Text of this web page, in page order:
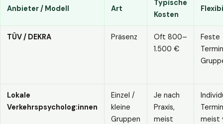
Anbieter / Modell Art
Typische
Kosten
TÜV / DEKRA Präsenz
Oft 800–
1.500 €
Feste
Lokale
Verkehrspsycholog:innen
Einzel /
kleine
Gruppen
Je nach
Praxis,
meist
meist